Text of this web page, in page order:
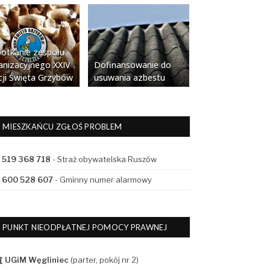
zespołu
XXIV
Święta Grzybów
Dofinansowanie do
usuwania azbestu
MIESZKAŃCU ZGŁOŚ PROBLEM
519 368 718 - Straż obywatelska Ruszów
600 528 607- Gminny numer alarmowy
PUNKT NIEODPŁATNEJ POMOCY PRAWNEJ
UGiM Węgliniec (parter, pokój nr 2)